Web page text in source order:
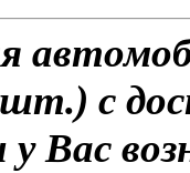
с
Вас